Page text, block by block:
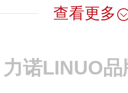
查看更多
力诺LINUO